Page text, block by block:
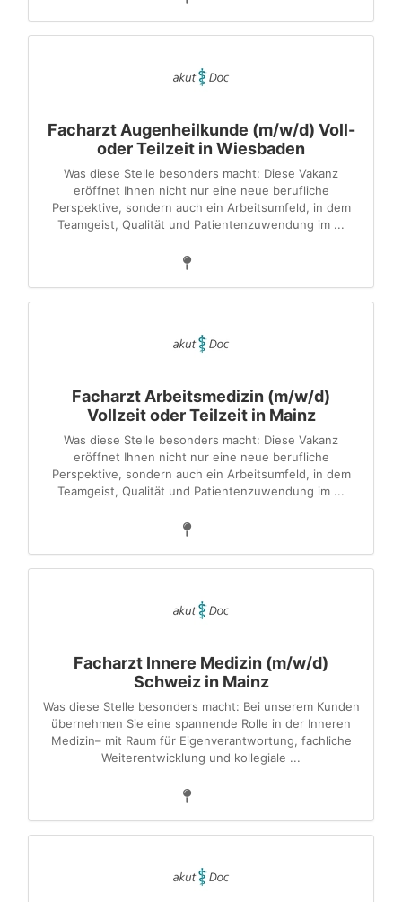
Facharzt Augenheilkunde (m/w/d) Voll-
oder Teilzeit in Wiesbaden
Was diese Stelle besonders macht: Diese Vakanz
eröffnet Ihnen nicht nur eine neue berufliche
Perspektive, sondern auch ein Arbeitsumfeld, in dem
Teamgeist, Qualität und Patientenzuwendung im ...
Facharzt Arbeitsmedizin (m/w/d)
Vollzeit oder Teilzeit in Mainz
Was diese Stelle besonders macht: Diese Vakanz
eröffnet Ihnen nicht nur eine neue berufliche
Perspektive, sondern auch ein Arbeitsumfeld, in dem
Teamgeist, Qualität und Patientenzuwendung im ...
Facharzt Innere Medizin (m/w/d)
Schweiz in Mainz
Was diese Stelle besonders macht: Bei unserem Kunden
übernehmen Sie eine spannende Rolle in der Inneren
Medizin– mit Raum für Eigenverantwortung, fachliche
Weiterentwicklung und kollegiale ...